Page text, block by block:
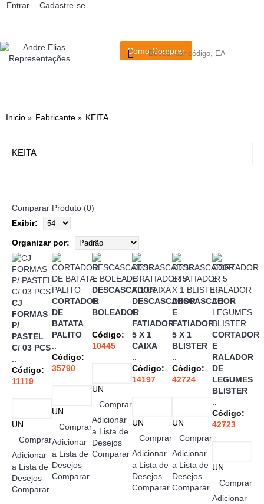
Entrar Cadastre-se
Como Comprar
Inicio Fabricante KEITA
KEITA
Comparar Produto (0)
Exibir:
Organizar por:
CJ
FORMAS
P/
PASTEL
C/ 03 PCS
Código:
11119
UN
Comprar
Adicionar
a Lista de
Desejos
Comparar
CORTADOR
DE
BATATA
PALITO
Código:
35790
UN
Comprar
Adicionar
a Lista de
Desejos
Comparar
DESCASCADOR
E
BOLEADOR
Código:
10445
UN
Comprar
Adicionar
a Lista de
Desejos
Comparar
DESCASCADOR
E
FATIADOR
5 X 1
CAIXA
Código:
14197
UN
Comprar
Adicionar
a Lista de
Desejos
Comparar
DESCASCADOR
E
FATIADOR
5 X 1
BLISTER
Código:
42724
UN
Comprar
Adicionar
a Lista de
Desejos
Comparar
CORTADOR
E
RALADOR
DE
LEGUMES
BLISTER
Código:
42723
UN
Comprar
Adicionar